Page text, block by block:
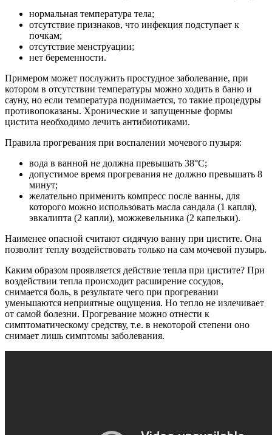
нормальная температура тела;
отсутствие признаков, что инфекция подступает к
почкам;
отсутствие менструации;
нет беременности.
Примером может послужить простудное заболевание, при
котором в отсутствии температуры можно ходить в баню и
сауну, но если температура поднимается, то такие процедуры
противопоказаны. Хронические и запущенные формы
цистита необходимо лечить антибиотиками.
Правила прогревания при воспалении мочевого пузыря:
вода в ванной не должна превышать 38°С;
допустимое время прогревания не должно превышать 8
минут;
желательно применить компресс после ванны, для
которого можно использовать масла сандала (1 капля),
эвкалипта (2 капли), можжевельника (2 капельки).
Наименее опасной считают сидячую ванну при цистите. Она
позволит теплу воздействовать только на сам мочевой пузырь.
Каким образом проявляется действие тепла при цистите? При
воздействии тепла происходит расширение сосудов,
снимается боль, в результате чего при прогревании
уменьшаются неприятные ощущения. Но тепло не излечивает
от самой болезни. Прогревание можно отнести к
симптоматическому средству, т.е. в некоторой степени оно
снимает лишь симптомы заболевания.